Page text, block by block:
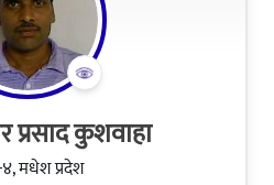
कुशवाहा
४, मधेश प्रदेश